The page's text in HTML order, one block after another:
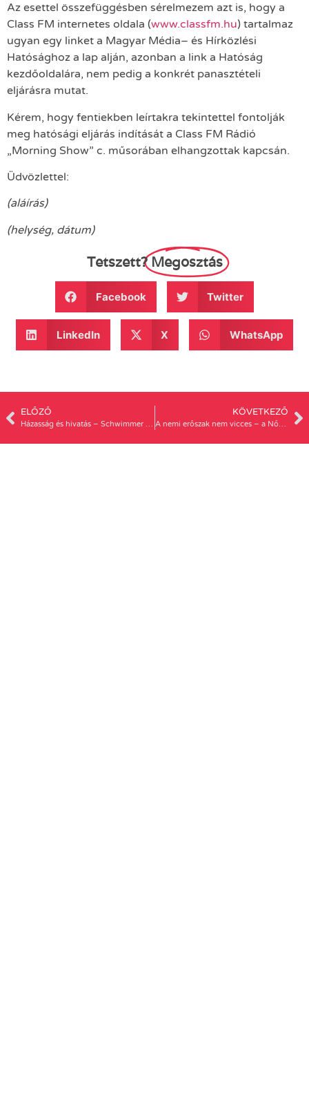
Az esettel összefüggésben sérelmezem azt is, hogy a
Class FM internetes oldala (www.classfm.hu) tartalmaz
ugyan egy linket a Magyar Média– és Hírközlési
Hatósághoz a lap alján, azonban a link a Hatóság
kezdőoldalára, nem pedig a konkrét panasztételi
eljárásra mutat.
Kérem, hogy fentiekben leírtakra tekintettel fontolják
meg hatósági eljárás indítását a Class FM Rádió
„Morning Show” c. műsorában elhangzottak kapcsán.
Üdvözlettel:
(aláírás)
(helység, dátum)
Tetszett? Megosztás
Facebook Twitter
LinkedIn X WhatsApp
ELŐZŐ
Házasság és hivatás – Schwimmer Rózsa előadása Szegeden, 1908
KÖVETKEZŐ
A nemi erőszak nem vicces – a Nőkért Egyesület és a csatlakozó szervezetek sajtónyilatkozata